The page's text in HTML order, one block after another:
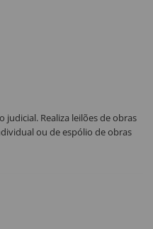
judicial. Realiza leilões de obras
ou de espólio de obras